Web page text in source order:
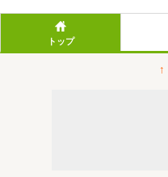
トップ
↑